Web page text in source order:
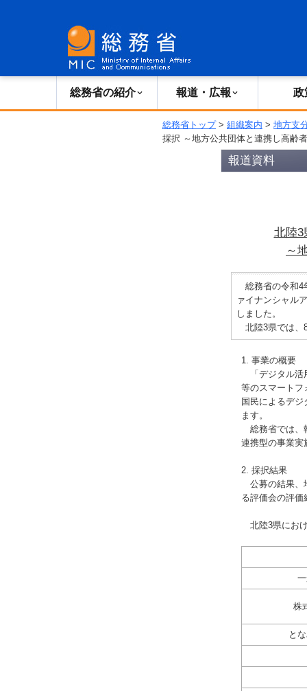
総務省の紹介 報道・広報 政
総務省トップ> 組織案内 > 地方支
採択 ～地方公共団体と連携し高齢
報道資料
北陸3
～
総務省の令和4
ァイナンシャル
しました。
北陸3県では、
1. 事業の概要
「デジタル活
等のスマートフ
国民によるデ
ます。
総務省では、
連携型の事業実
2. 採択結果
公募の結果、
る評価会の評価
北陸3県にお
株
と